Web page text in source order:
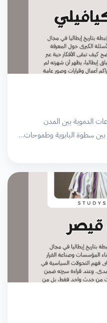
الدموية بين المدن
بين سطوة البابوية وطموحات…